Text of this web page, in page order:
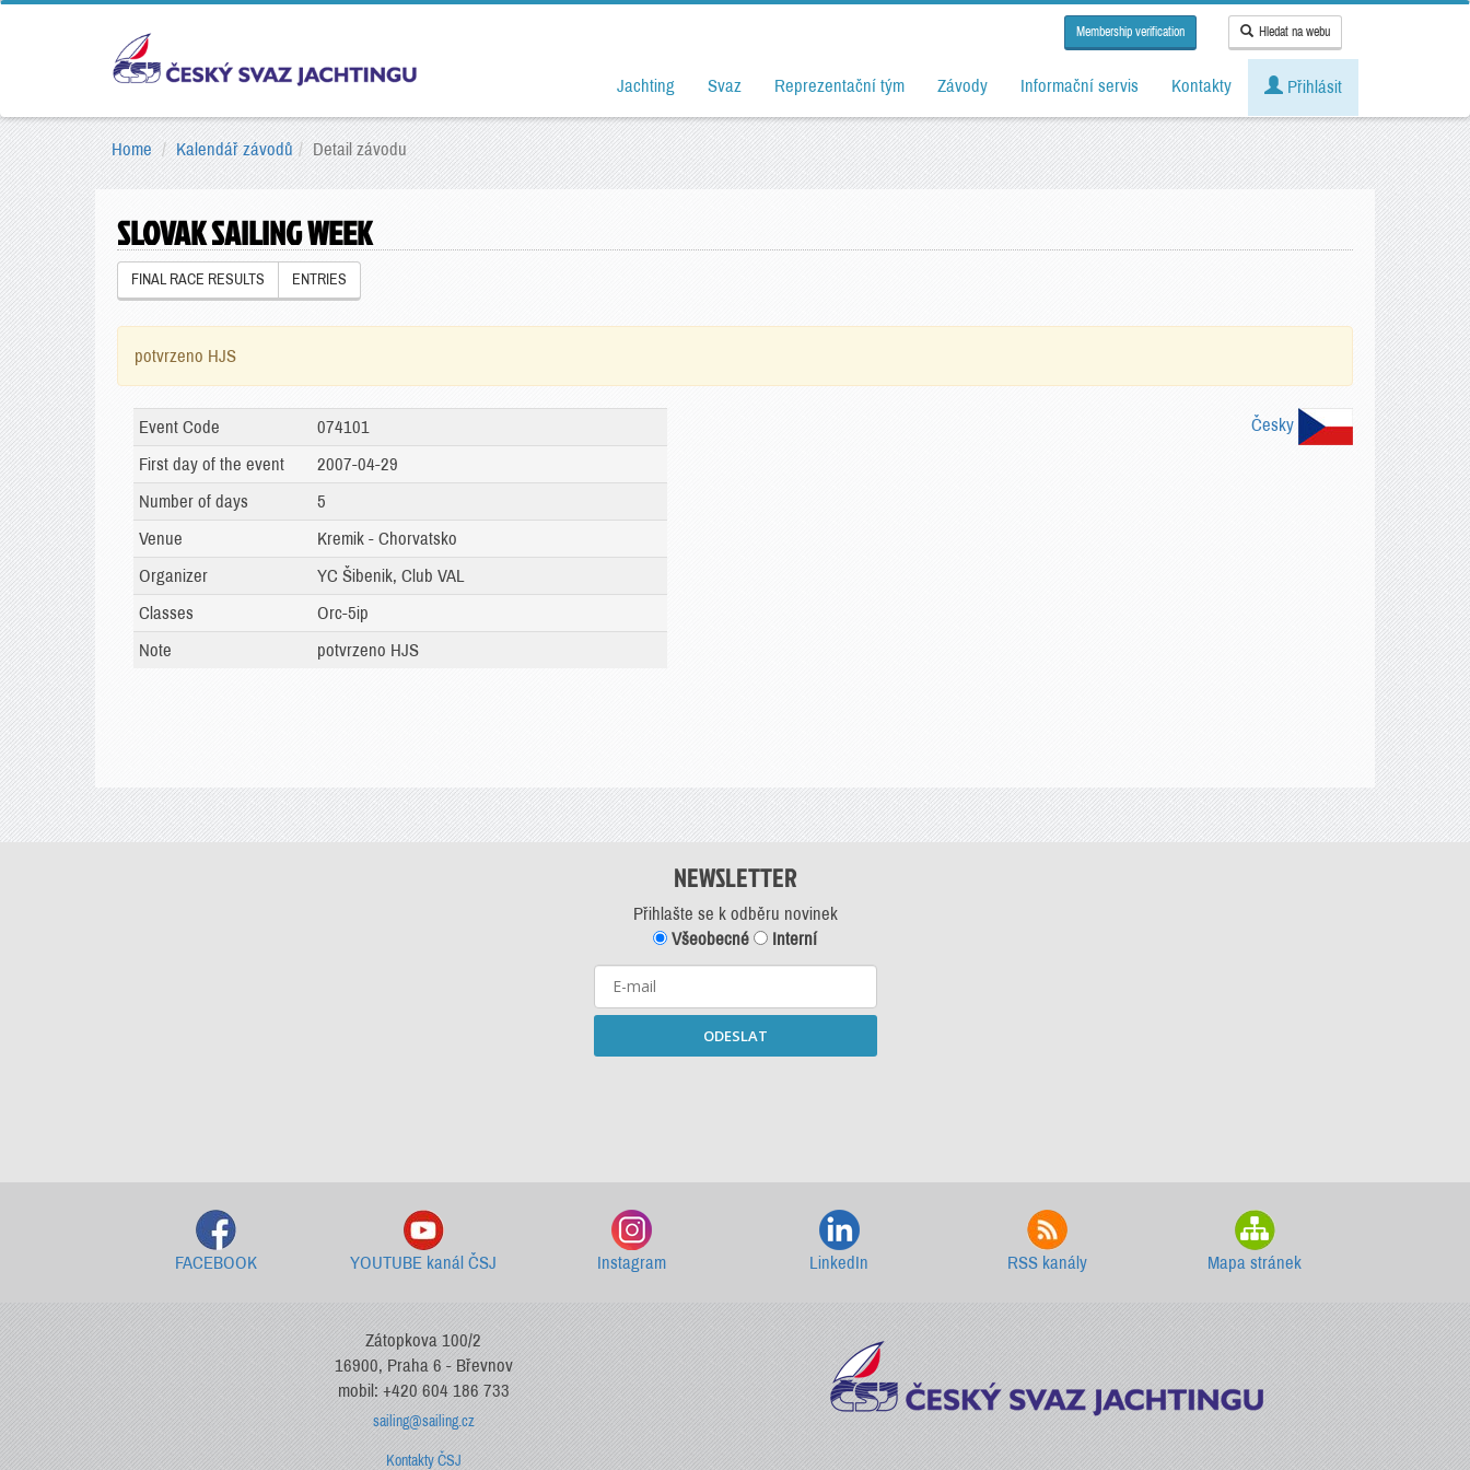
Membership verification Hledat na webu
Jachting Svaz Reprezentační tým Závody Informační servis Kontakty Přihlásit
Home Kalendář závodů Detail závodu
SLOVAK SAILING WEEK
FINAL RACE RESULTS ENTRIES
potvrzeno HJS
Česky
Event Code
074101
First day of the event
2007-04-29
Number of days
5
Venue
Kremik - Chorvatsko
Organizer
YC Šibenik, Club VAL
Classes
Orc-5ip
Note
potvrzeno HJS
NEWSLETTER
Přihlašte se k odběru novinek
Všeobecné
Interní
ODESLAT
FACEBOOK YOUTUBE kanál ČSJ Instagram LinkedIn RSS kanály Mapa stránek
Zátopkova 100/2
16900, Praha 6 - Břevnov
mobil: +420 604 186 733
sailing@sailing.cz
Kontakty ČSJ